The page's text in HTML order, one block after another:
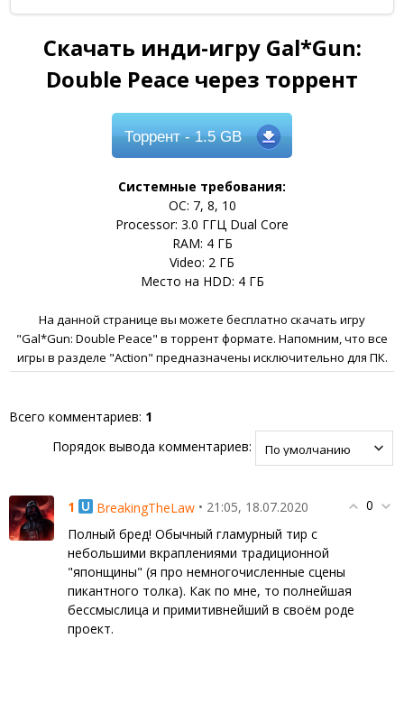
Скачать инди-игру Gal*Gun:
Double Peace через торрент
Торрент- 1.5 GB
Системные требования:
ОС: 7, 8, 10
Processor: 3.0 ГГЦ Dual Core
RAM: 4 ГБ
Video: 2 ГБ
Место на HDD: 4 ГБ
На данной странице вы можете бесплатно скачать игру
"Gal*Gun: Double Peace" в торрент формате. Напомним, что все
игры в разделе "Action" предназначены исключительно для ПК.
Всего комментариев: 1
Порядок вывода комментариев:
0
1 BreakingTheLaw • 21:05, 18.07.2020
Полный бред! Обычный гламурный тир с
небольшими вкраплениями традиционной
"японщины" (я про немногочисленные сцены
пикантного толка). Как по мне, то полнейшая
бессмыслица и примитивнейший в своём роде
проект.